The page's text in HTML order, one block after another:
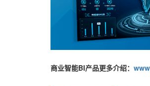
商业智能BI产品更多介绍：